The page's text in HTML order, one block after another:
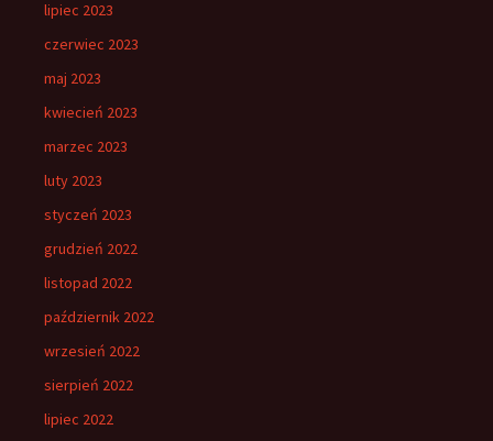
lipiec 2023
czerwiec 2023
maj 2023
kwiecień 2023
marzec 2023
luty 2023
styczeń 2023
grudzień 2022
listopad 2022
październik 2022
wrzesień 2022
sierpień 2022
lipiec 2022